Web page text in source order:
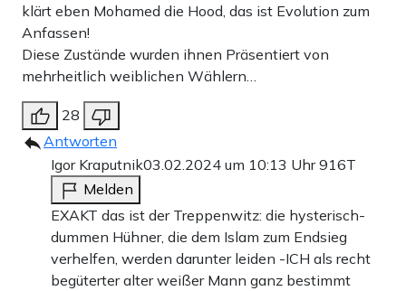
klärt eben Mohamed die Hood, das ist Evolution zum
Anfassen!
Diese Zustände wurden ihnen Präsentiert von
mehrheitlich weiblichen Wählern…
28
Antworten
Igor Kraputnik03.02.2024 um 10:13 Uhr916T
Melden
EXAKT das ist der Treppenwitz: die hysterisch-
dummen Hühner, die dem Islam zum Endsieg
verhelfen, werden darunter leiden -ICH als recht
begüterter alter weißer Mann ganz bestimmt